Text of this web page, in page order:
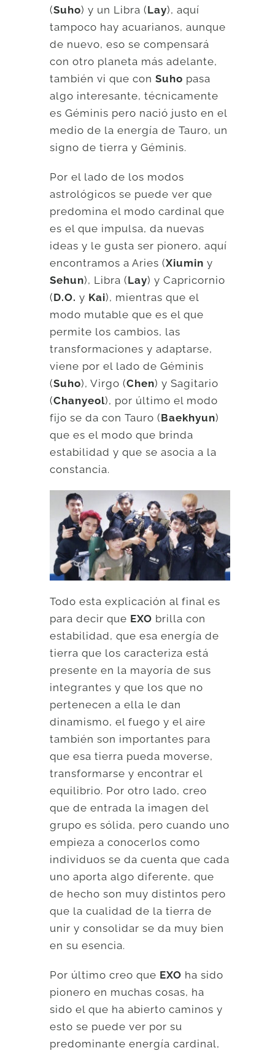
(Suho) y un Libra (Lay), aquí
tampoco hay acuarianos, aunque
de nuevo, eso se compensará
con otro planeta más adelante,
también vi que conSuho pasa
algo interesante, técnicamente
es Géminis pero nació justo en el
medio de la energía de Tauro, un
signo de tierra y Géminis.
Por el lado de los modos
astrológicos se puede ver que
predomina el modo cardinal que
es el que impulsa, da nuevas
ideas y le gusta ser pionero, aquí
encontramos a Aries (Xiumin y
Sehun), Libra (Lay) y Capricornio
(D.O. y Kai), mientras que el
modo mutable que es el que
permite los cambios, las
transformaciones y adaptarse,
viene por el lado de Géminis
(Suho), Virgo (Chen) y Sagitario
(Chanyeol), por último el modo
fijo se da con Tauro (Baekhyun)
que es el modo que brinda
estabilidad y que se asocia a la
constancia.
Todo esta explicación al final es
para decir que EXO brilla con
estabilidad, que esa energía de
tierra que los caracteriza está
presente en la mayoría de sus
integrantes y que los que no
pertenecen a ella le dan
dinamismo, el fuego y el aire
también son importantes para
que esa tierra pueda moverse,
transformarse y encontrar el
equilibrio. Por otro lado, creo
que de entrada la imagen del
grupo es sólida, pero cuando uno
empieza a conocerlos como
individuos se da cuenta que cada
uno aporta algo diferente, que
de hecho son muy distintos pero
que la cualidad de la tierra de
unir y consolidar se da muy bien
en su esencia.
Por último creo que EXO ha sido
pionero en muchas cosas, ha
sido el que ha abierto caminos y
esto se puede ver por su
predominante energía cardinal,